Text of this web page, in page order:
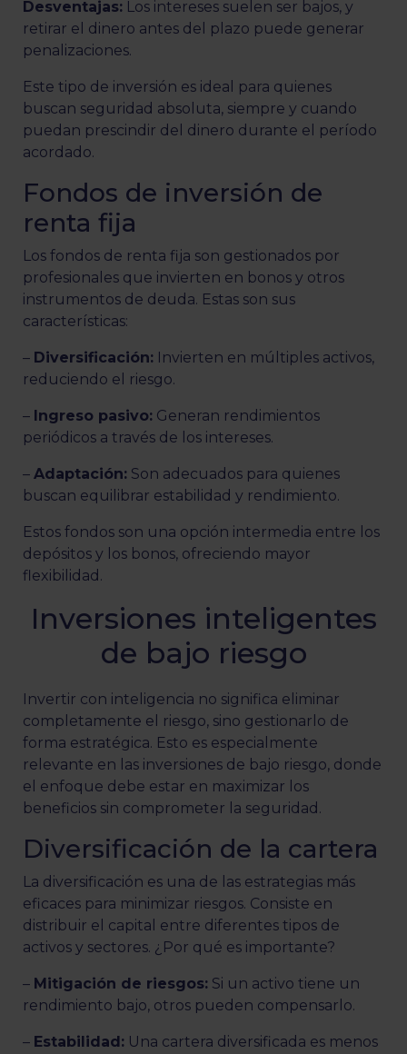
Desventajas: Los intereses suelen ser bajos, y
retirar el dinero antes del plazo puede generar
penalizaciones.
Este tipo de inversión es ideal para quienes
buscan seguridad absoluta, siempre y cuando
puedan prescindir del dinero durante el período
acordado.
Fondos de inversión de
renta fija
Los fondos de renta fija son gestionados por
profesionales que invierten en bonos y otros
instrumentos de deuda. Estas son sus
características:
– Diversificación: Invierten en múltiples activos,
reduciendo el riesgo.
– Ingreso pasivo: Generan rendimientos
periódicos a través de los intereses.
– Adaptación: Son adecuados para quienes
buscan equilibrar estabilidad y rendimiento.
Estos fondos son una opción intermedia entre los
depósitos y los bonos, ofreciendo mayor
flexibilidad.
Inversiones inteligentes
de bajo riesgo
Invertir con inteligencia no significa eliminar
completamente el riesgo, sino gestionarlo de
forma estratégica. Esto es especialmente
relevante en las inversiones de bajo riesgo, donde
el enfoque debe estar en maximizar los
beneficios sin comprometer la seguridad.
Diversificación de la cartera
La diversificación es una de las estrategias más
eficaces para minimizar riesgos. Consiste en
distribuir el capital entre diferentes tipos de
activos y sectores. ¿Por qué es importante?
– Mitigación de riesgos: Si un activo tiene un
rendimiento bajo, otros pueden compensarlo.
– Estabilidad: Una cartera diversificada es menos